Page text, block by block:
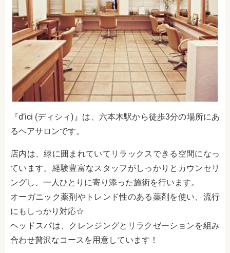
『d’ici (ディシィ)』は、六本木駅から徒歩3分の場所にあ
るヘアサロンです。
店内は、緑に囲まれていてリラックスできる空間になっ
ています。経験豊富なスタッフがしっかりとカウンセリ
ングし、一人ひとりに寄り添った施術を行います。
オーガニック薬剤やトレンド性のある薬剤を使い、流行
にもしっかり対応☆
ヘッドスパは、クレンジングとリラクゼーションを組み
合わせ贅沢なコースを用意しています！